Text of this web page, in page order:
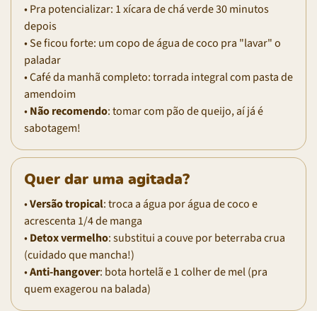
• Pra potencializar: 1 xícara de chá verde 30 minutos
depois
• Se ficou forte: um copo de água de coco pra "lavar" o
paladar
• Café da manhã completo: torrada integral com pasta de
amendoim
•Não recomendo: tomar com pão de queijo, aí já é
sabotagem!
Quer dar uma agitada?
•Versão tropical: troca a água por água de coco e
acrescenta 1/4 de manga
•Detox vermelho: substitui a couve por beterraba crua
(cuidado que mancha!)
•Anti-hangover: bota hortelã e 1 colher de mel (pra
quem exagerou na balada)